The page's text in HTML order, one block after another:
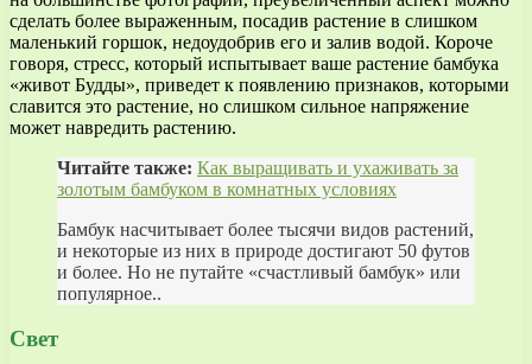
сделать более выраженным, посадив растение в слишком
маленький горшок, недоудобрив его и залив водой. Короче
говоря, стресс, который испытывает ваше растение бамбука
«живот Будды», приведет к появлению признаков, которыми
славится это растение, но слишком сильное напряжение
может навредить растению.
Читайте также: Как выращивать и ухаживать за
золотым бамбуком в комнатных условиях
Бамбук насчитывает более тысячи видов растений,
и некоторые из них в природе достигают 50 футов
и более. Но не путайте «счастливый бамбук» или
популярное..
Свет